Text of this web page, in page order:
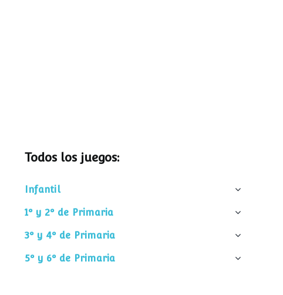
Todos los juegos:
Infantil
1º y 2º de Primaria
3º y 4º de Primaria
5º y 6º de Primaria